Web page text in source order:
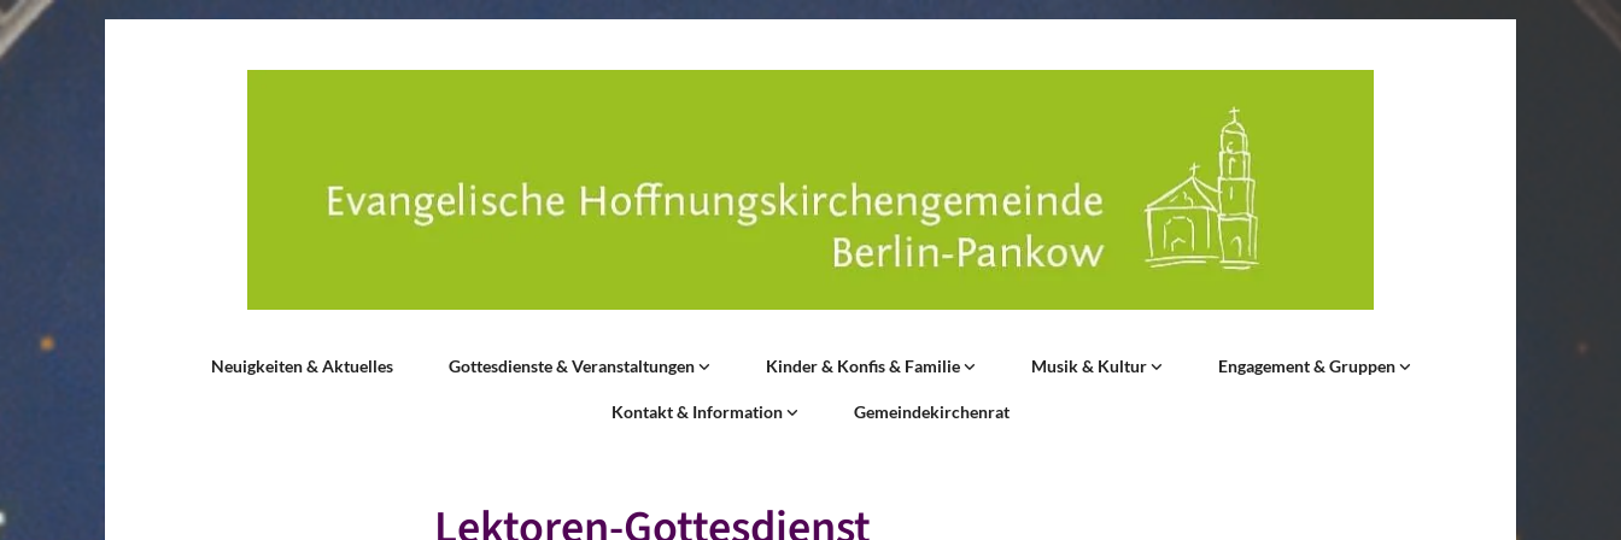
Neuigkeiten & Aktuelles Gottesdienste & Veranstaltungen Kinder & Konfis & Familie Musik & Kultur Engagement & Gruppen
Kontakt & Information Gemeindekirchenrat